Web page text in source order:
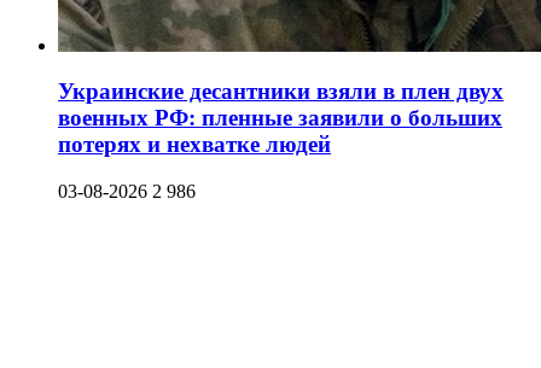
Украинские десантники взяли в плен двух
военных РФ: пленные заявили о больших
потерях и нехватке людей
03-08-2026 2 986